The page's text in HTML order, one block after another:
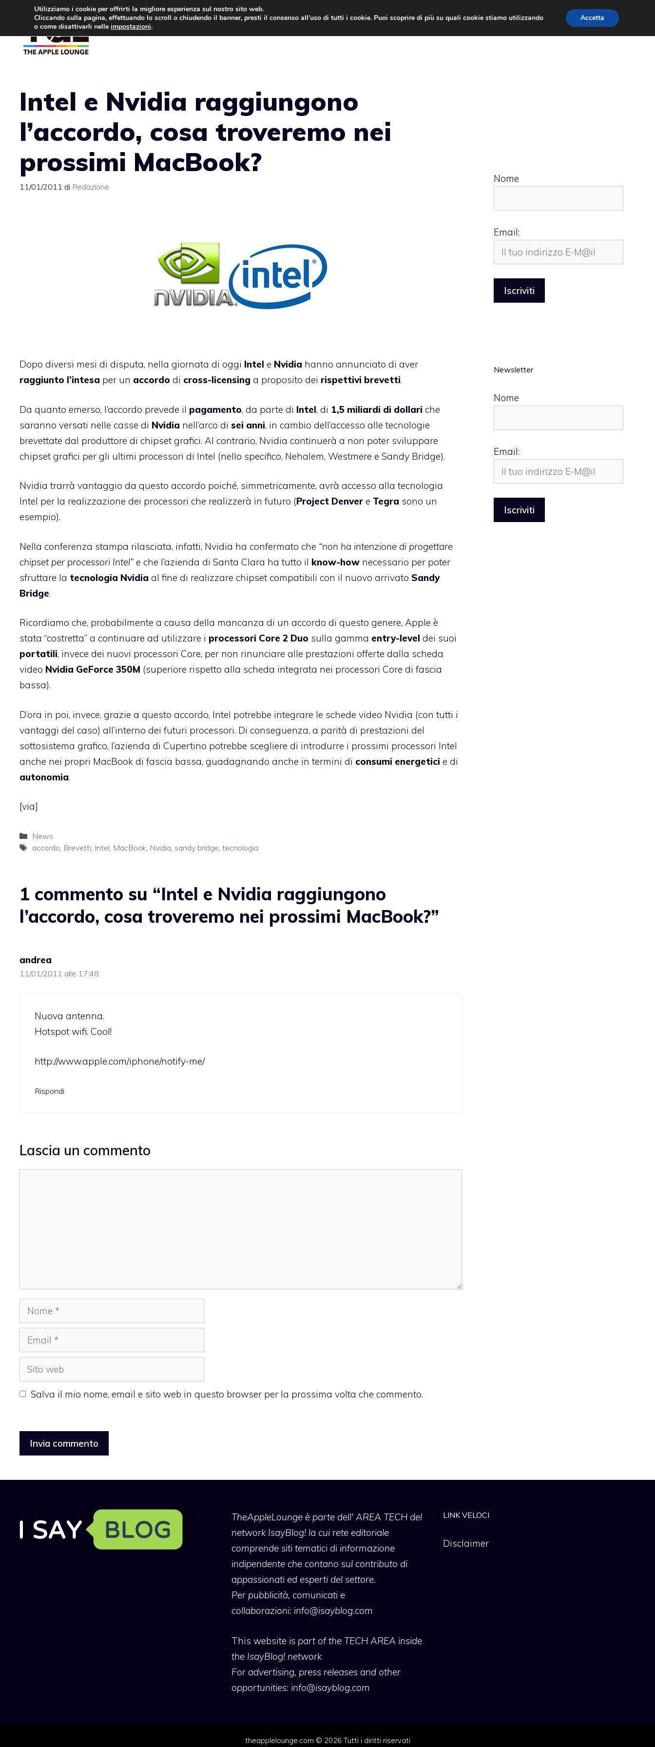
contenuto
Intel e Nvidia raggiungono
l’accordo, cosa troveremo nei
prossimi MacBook?
11/01/2011 di Redazione
Dopo diversi mesi di disputa, nella giornata di oggi Intel e Nvidia hanno annunciato di aver
raggiunto l’intesa per un accordo di cross-licensing a proposito dei rispettivi brevetti.
Da quanto emerso, l’accordo prevede il pagamento, da parte di Intel, di 1,5 miliardi di dollari che
saranno versati nelle casse di Nvidia nell’arco di sei anni, in cambio dell’accesso alle tecnologie
brevettate dal produttore di chipset grafici. Al contrario, Nvidia continuerà a non poter sviluppare
chipset grafici per gli ultimi processori di Intel (nello specifico, Nehalem, Westmere e Sandy Bridge).
Nvidia trarrà vantaggio da questo accordo poiché, simmetricamente, avrà accesso alla tecnologia
Intel per la realizzazione dei processori che realizzerà in futuro (Project Denver e Tegra sono un
esempio).
Nella conferenza stampa rilasciata, infatti, Nvidia ha confermato che “non ha intenzione di progettare
chipset per processori Intel” e che l’azienda di Santa Clara ha tutto il know-how necessario per poter
sfruttare la tecnologia Nvidia al fine di realizzare chipset compatibili con il nuovo arrivato Sandy
Bridge.
Ricordiamo che, probabilmente a causa della mancanza di un accordo di questo genere, Apple è
stata “costretta” a continuare ad utilizzare i processori Core 2 Duo sulla gamma entry-level dei suoi
portatili, invece dei nuovi processori Core, per non rinunciare alle prestazioni offerte dalla scheda
video Nvidia GeForce 350M (superiore rispetto alla scheda integrata nei processori Core di fascia
bassa).
D’ora in poi, invece, grazie a questo accordo, Intel potrebbe integrare le schede video Nvidia (con tutti i
vantaggi del caso) all’interno dei futuri processori. Di conseguenza, a parità di prestazioni del
sottosistema grafico, l’azienda di Cupertino potrebbe scegliere di introdurre i prossimi processori Intel
anche nei propri MacBook di fascia bassa, guadagnando anche in termini di consumi energetici e di
autonomia.
[via]
Categorie
News
Tag
accordo Brevetti Intel MacBook Nvidia sandy bridge tecnologia
1 commento su “Intel e Nvidia raggiungono
l’accordo, cosa troveremo nei prossimi MacBook?”
andrea
11/01/2011 alle 17:48
Nuova antenna.
Hotspot wifi. Cool!
http://www.apple.com/iphone/notify-me/
Rispondi
Lascia un commento
Nome
Email
Sito
web
Salva il mio nome, email e sito web in questo browser per la prossima volta che commento.
Nome
Email:
Newsletter
Nome
Email:
TheAppleLoungeè parte dell' AREA TECH del
network IsayBlog! la cui rete editoriale
comprende siti tematici di informazione
indipendente che contano sul contributo di
appassionati ed esperti del settore.
Per pubblicità, comunicati e
collaborazioni: info@isayblog.com
This website is part of the TECH AREA inside
the IsayBlog! network
For advertising, press releases and other
opportunities: info@isayblog.com
LINK VELOCI
Disclaimer
theapplelounge.com © 2026 Tutti i diritti riservati
Utilizziamo i cookie per offrirti la migliore esperienza sul nostro sito web.
Cliccando sulla pagina, effettuando lo scroll o chiudendo il banner, presti il consenso all’uso di tutti i cookie. Puoi scoprire di più su quali cookie stiamo utilizzando
o come disattivarli nelle impostazioni.
Accetta